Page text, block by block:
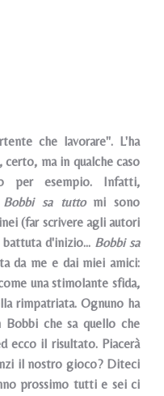
che lavorare". L'ha
ma in qualche caso
per esempio. Infatti,
Bobbi sa tuttomi sono
(far scrivere agli autori
d'inizio... Bobbi sa
da me e dai miei amici:
una stimolante sfida,
rimpatriata. Ognuno ha
che sa quello che
ecco il risultato. Piacerà
il nostro gioco? Diteci
prossimo tutti e sei ci